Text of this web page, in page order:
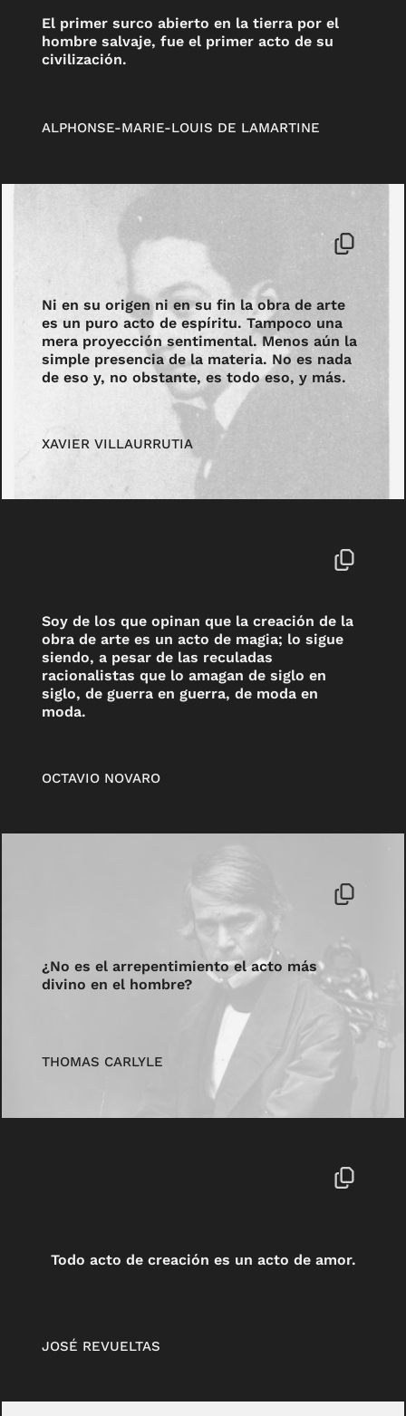
El primer surco abierto en la tierra por el
hombre salvaje, fue el primer acto de su
civilización.
ALPHONSE-MARIE-LOUIS DE LAMARTINE
Ni en su origen ni en su fin la obra de arte
es un puro acto de espíritu. Tampoco una
mera proyección sentimental. Menos aún la
simple presencia de la materia. No es nada
de eso y, no obstante, es todo eso, y más.
XAVIER VILLAURRUTIA
Soy de los que opinan que la creación de la
obra de arte es un acto de magia; lo sigue
siendo, a pesar de las reculadas
racionalistas que lo amagan de siglo en
siglo, de guerra en guerra, de moda en
moda.
OCTAVIO NOVARO
¿No es el arrepentimiento el acto más
divino en el hombre?
THOMAS CARLYLE
Todo acto de creación es un acto de amor.
JOSÉ REVUELTAS